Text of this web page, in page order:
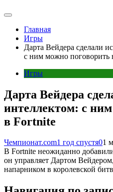
Главная
Игры
Дарта Вейдера сделали
с ним можно поговорить
Игры
Дарта Вейдера
интеллектом: с
в Fortnite
Чемпионат.com1 год спустя01
В Fortnite неожиданно
он управляет Дартом
напарником в королевской